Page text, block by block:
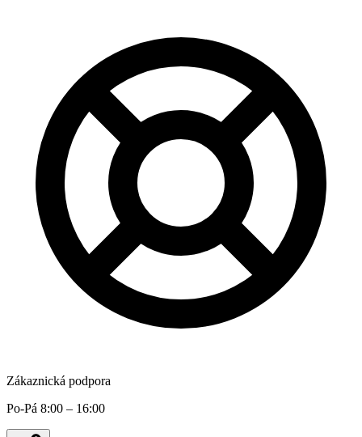
Zákaznická podpora
Po-Pá 8:00 – 16:00